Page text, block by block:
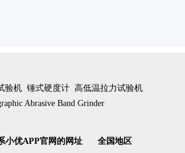
验机 锤式硬度计 高低温拉力试验机
Abrasive Band Grinder
小优APP官网的网址 全国地区